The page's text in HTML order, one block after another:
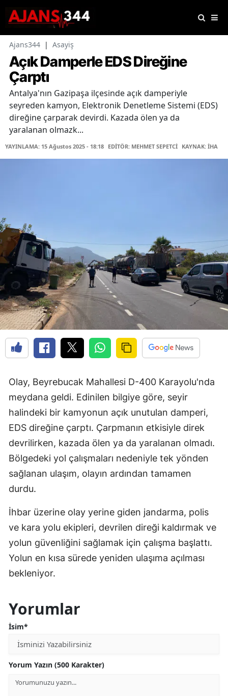
Ajans344 | Asayiş
Açık Damperle EDS Direğine
Çarptı
Antalya'nın Gazipaşa ilçesinde açık damperiyle
seyreden kamyon, Elektronik Denetleme Sistemi (EDS)
direğine çarparak devirdi. Kazada ölen ya da
yaralanan olmazk...
YAYINLAMA: 15 Ağustos 2025 - 18:18 EDİTÖR: MEHMET SEPETCİ KAYNAK: İHA
Olay, Beyrebucak Mahallesi D-400 Karayolu'nda
meydana geldi. Edinilen bilgiye göre, seyir
halindeki bir kamyonun açık unutulan damperi,
EDS direğine çarptı. Çarpmanın etkisiyle direk
devrilirken, kazada ölen ya da yaralanan olmadı.
Bölgedeki yol çalışmaları nedeniyle tek yönden
sağlanan ulaşım, olayın ardından tamamen
durdu.
İhbar üzerine olay yerine giden jandarma, polis
ve kara yolu ekipleri, devrilen direği kaldırmak ve
yolun güvenliğini sağlamak için çalışma başlattı.
Yolun en kısa sürede yeniden ulaşıma açılması
bekleniyor.
Yorumlar
İsim*
Yorum Yazın (500 Karakter)